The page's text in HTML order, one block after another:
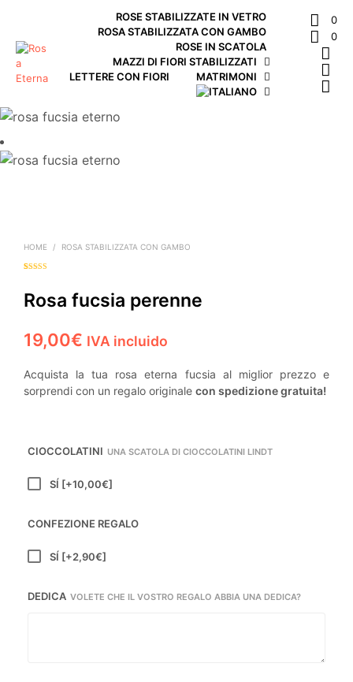
ROSE STABILIZZATE IN VETRO
ROSA STABILIZZATA CON GAMBO
ROSE IN SCATOLA
MAZZI DI FIORI STABILIZZATI
LETTERE CON FIORI
MATRIMONI
0
0
HOME / ROSA STABILIZZATA CON GAMBO
direcensioni
Rosa fucsia perenne
19,00€ IVA incluido
Acquista la tua rosa eterna fucsia al miglior prezzo e
sorprendi con un regalo originale con spedizione gratuita!
CIOCCOLATINI UNA SCATOLA DI CIOCCOLATINI LINDT
SÍ [+10,00€]
CONFEZIONE REGALO
SÍ [+2,90€]
DEDICA VOLETE CHE IL VOSTRO REGALO ABBIA UNA DEDICA?